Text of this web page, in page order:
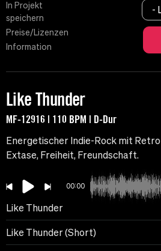
In Projekt
speichern
Preise/Lizenzen
Information
-
Like Thunder
MF-12916 | 110 BPM | D-Dur
Energetischer Indie-Rock mit
Extase, Freiheit, Freundschaft.
00:00
Like Thunder
Like Thunder (Short)